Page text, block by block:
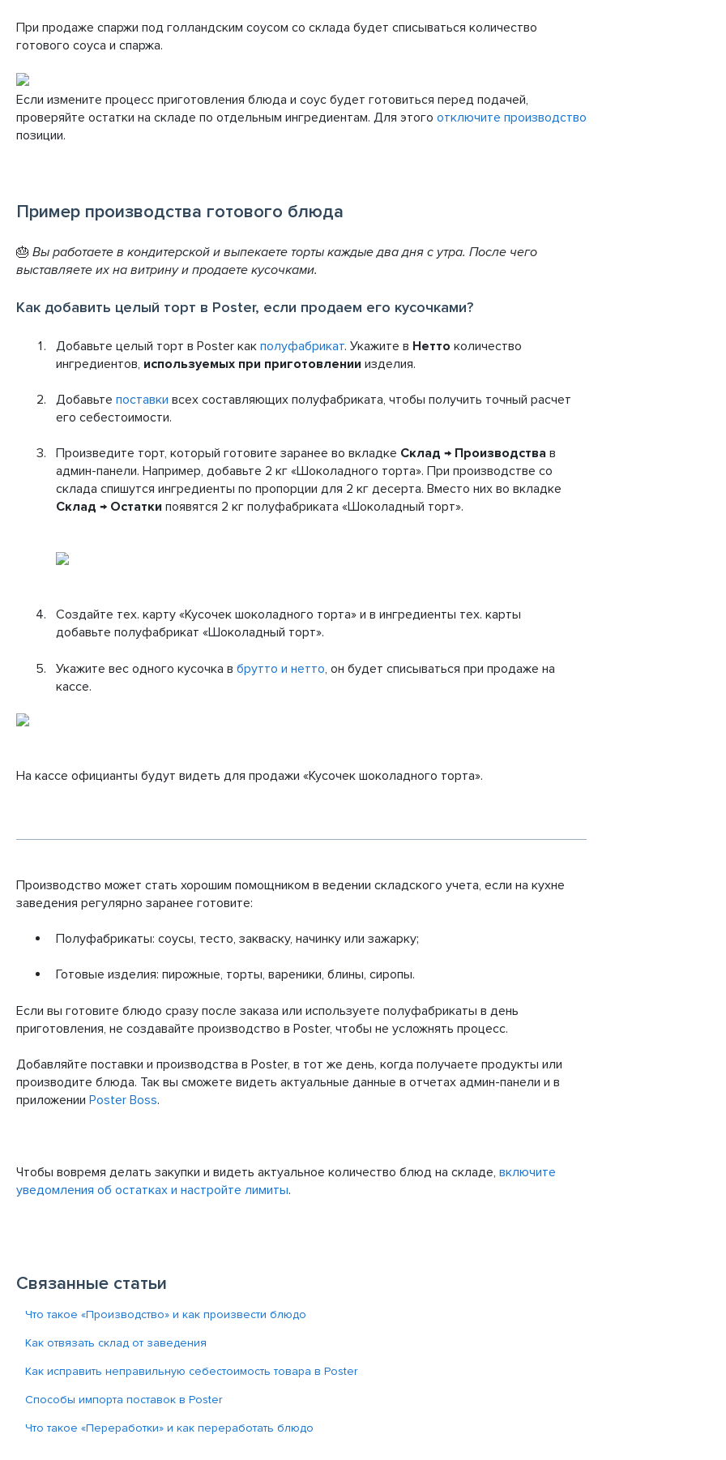
При продаже спаржи под голландским соусом со склада будет списываться количество
готового соуса и спаржа.
Если измените процесс приготовления блюда и соус будет готовиться перед подачей,
проверяйте остатки на складе по отдельным ингредиентам. Для этого отключите производство
позиции.
Пример производства готового блюда
🎂 Вы работаете в кондитерской и выпекаете торты каждые два дня с утра. После чего
выставляете их на витрину и продаете кусочками.
Как добавить целый торт в Poster, если продаем его кусочками?
Добавьте целый торт в Poster как полуфабрикат. Укажите в Нетто количество
ингредиентов, используемых при приготовлении изделия.
Добавьте поставки всех составляющих полуфабриката, чтобы получить точный расчет
его себестоимости.
Произведите торт, который готовите заранее во вкладке Склад → Производства в
админ-панели. Например, добавьте 2 кг «Шоколадного торта». При производстве со
склада спишутся ингредиенты по пропорции для 2 кг десерта. Вместо них во вкладке
Склад → Остаткипоявятся 2 кг полуфабриката «Шоколадный торт».
Создайте тех. карту «Кусочек шоколадного торта» и в ингредиенты тех. карты
добавьте полуфабрикат «Шоколадный торт».
Укажите вес одного кусочка в брутто и нетто, он будет списываться при продаже на
кассе.
На кассе официанты будут видеть для продажи «Кусочек шоколадного торта».
Производство может стать хорошим помощником в ведении складского учета, если на кухне
заведения регулярно заранее готовите:
Полуфабрикаты: соусы, тесто, закваску, начинку или зажарку;
Готовые изделия: пирожные, торты, вареники, блины, сиропы.
Если вы готовите блюдо сразу после заказа или используете полуфабрикаты в день
приготовления, не создавайте производство в Poster, чтобы не усложнять процесс.
Добавляйте поставки и производства в Poster, в тот же день, когда получаете продукты или
производите блюда. Так вы сможете видеть актуальные данные в отчетах админ-панели и в
приложении Poster Boss.
Чтобы вовремя делать закупки и видеть актуальное количество блюд на складе, включите
уведомления об остатках и настройте лимиты.
Связанные статьи
Что такое «Производство» и как произвести блюдо
Как отвязать склад от заведения
Как исправить неправильную себестоимость товара в Poster
Способы импорта поставок в Poster
Что такое «Переработки» и как переработать блюдо